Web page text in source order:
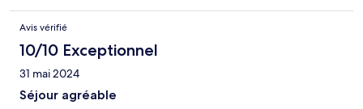
Avis vérifié
10/10 Exceptionnel
31 mai 2024
Séjour agréable